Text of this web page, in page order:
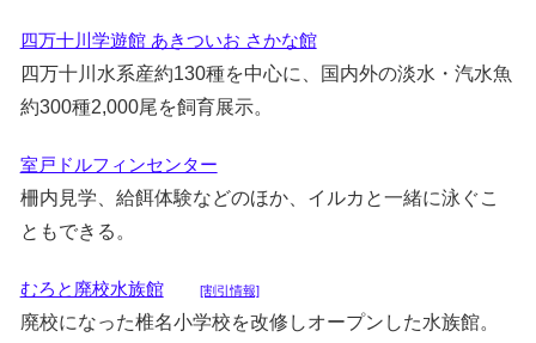
四万十川学遊館 あきついお さかな館
四万十川水系産約130種を中心に、国内外の淡水・汽水魚
約300種2,000尾を飼育展示。
室戸ドルフィンセンター
柵内見学、給餌体験などのほか、イルカと一緒に泳ぐこ
ともできる。
むろと廃校水族館 [割引情報]
廃校になった椎名小学校を改修しオープンした水族館。